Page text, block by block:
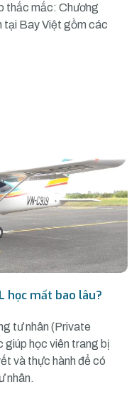
thắc mắc: Chương
tại Bay Việt gồm các
học mất bao lâu?
tư nhân (Private
giúp học viên trang bị
và thực hành để có
nhân.